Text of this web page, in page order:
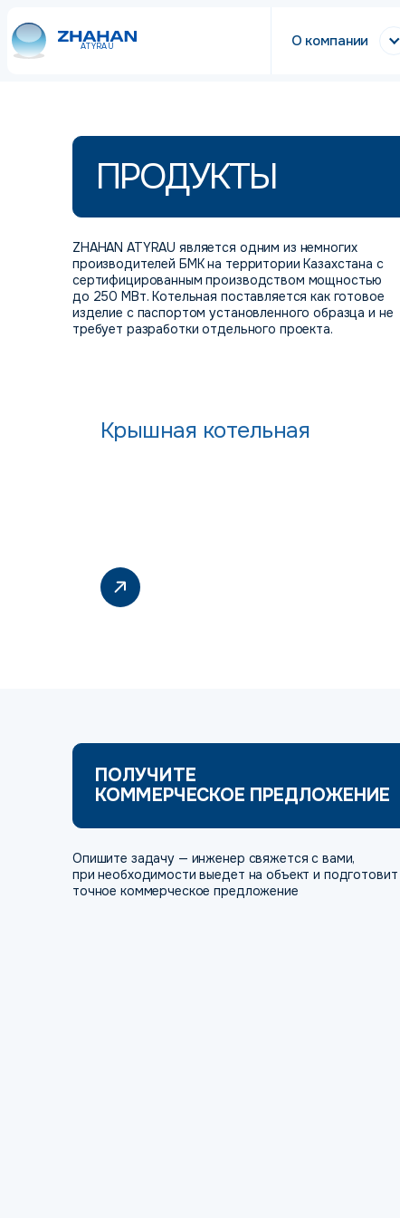
ATYRAU О компании
ПРОДУКТЫ
ZHAHAN ATYRAU является одним из немногих
производителей БМК на территории Казахстана с
сертифицированным производством мощностью
до 250 МВт. Котельная поставляется как готовое
изделие с паспортом установленного образца и не
требует разработки отдельного проекта.
Крышная котельная
ПОЛУЧИТЕ
КОММЕРЧЕСКОЕ ПРЕДЛОЖЕНИЕ
Опишите задачу — инженер свяжется с вами,
при необходимости выедет на объект и подготовит
точное коммерческое предложение